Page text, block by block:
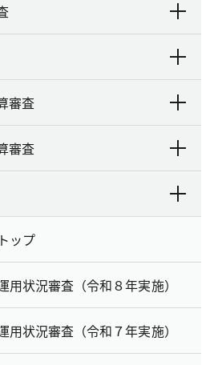
審査
審査
ップ
用状況審査（令和８年実施）
用状況審査（令和７年実施）